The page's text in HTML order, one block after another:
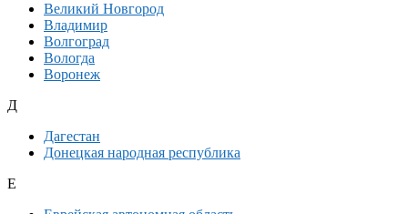
Великий Новгород
Владимир
Волгоград
Вологда
Воронеж
Д
Дагестан
Донецкая народная республика
Е